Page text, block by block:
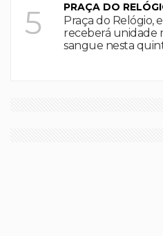
5 PRAÇA DO
Praça do Relógio,
receberá unidade
sangue nesta